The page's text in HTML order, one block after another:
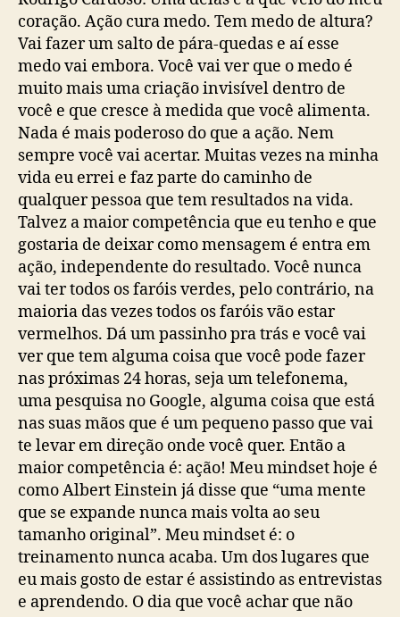
coração. Ação cura medo. Tem medo de altura?
Vai fazer um salto de pára-quedas e aí esse
medo vai embora. Você vai ver que o medo é
muito mais uma criação invisível dentro de
você e que cresce à medida que você alimenta.
Nada é mais poderoso do que a ação. Nem
sempre você vai acertar. Muitas vezes na minha
vida eu errei e faz parte do caminho de
qualquer pessoa que tem resultados na vida.
Talvez a maior competência que eu tenho e que
gostaria de deixar como mensagem é entra em
ação, independente do resultado. Você nunca
vai ter todos os faróis verdes, pelo contrário, na
maioria das vezes todos os faróis vão estar
vermelhos. Dá um passinho pra trás e você vai
ver que tem alguma coisa que você pode fazer
nas próximas 24 horas, seja um telefonema,
uma pesquisa no Google, alguma coisa que está
nas suas mãos que é um pequeno passo que vai
te levar em direção onde você quer. Então a
maior competência é: ação! Meu mindset hoje é
como Albert Einstein já disse que “uma mente
que se expande nunca mais volta ao seu
tamanho original”. Meu mindset é: o
treinamento nunca acaba. Um dos lugares que
eu mais gosto de estar é assistindo as entrevistas
e aprendendo. O dia que você achar que não